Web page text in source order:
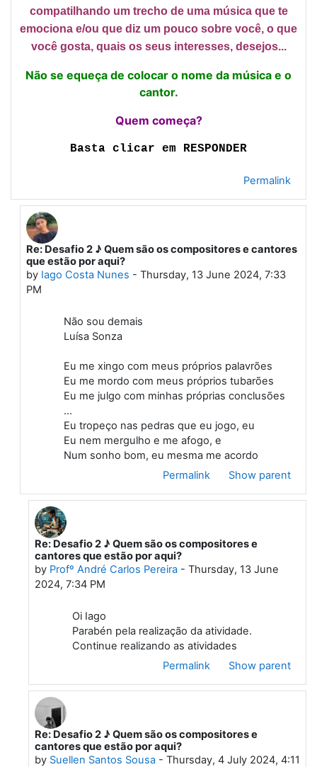
compatilhando um trecho de uma música que te
emociona e/ou que diz um pouco sobre você, o que
você gosta, quais os seus interesses, desejos...
Não se equeça de colocar o nome da música e o
cantor.
Quem começa?
Basta clicar em RESPONDER
Permalink
In reply to First post
Re: Desafio 2 ♪ Quem são os compositores e cantores
que estão por aqui?
by Iago Costa Nunes - Thursday, 13 June 2024, 7:33
PM
Não sou demais
Luísa Sonza
Eu me xingo com meus próprios palavrões
Eu me mordo com meus próprios tubarões
Eu me julgo com minhas próprias conclusões
…
Eu tropeço nas pedras que eu jogo, eu
Eu nem mergulho e me afogo, e
Num sonho bom, eu mesma me acordo
Permalink
Show parent
In reply to Iago Costa Nunes
Re: Desafio 2 ♪ Quem são os compositores e
cantores que estão por aqui?
by Profº André Carlos Pereira- Thursday, 13 June
2024, 7:34 PM
Oi Iago
Parabén pela realização da atividade.
Continue realizando as atividades
Permalink
Show parent
In reply to Iago Costa Nunes
Re: Desafio 2 ♪ Quem são os compositores e
cantores que estão por aqui?
by Suellen Santos Sousa- Thursday, 4 July 2024, 4:11